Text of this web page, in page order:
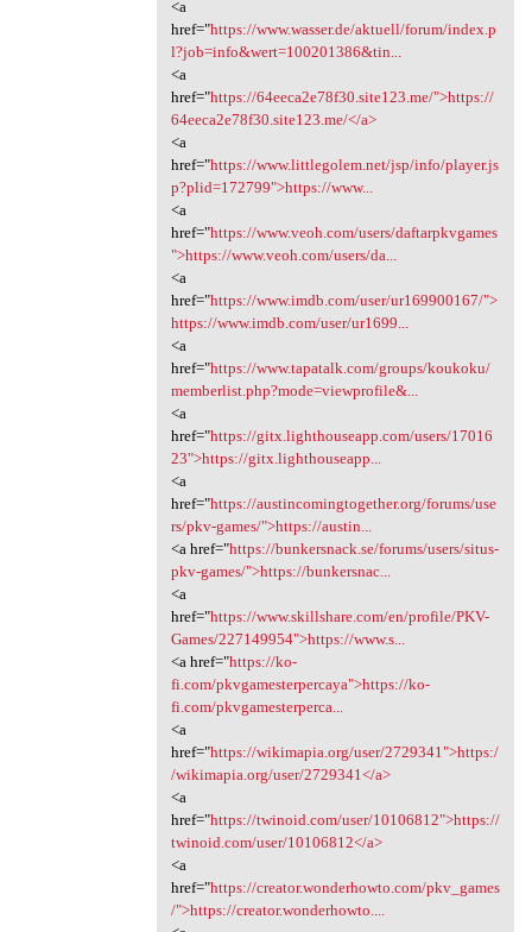
<a
href="https://www.wasser.de/aktuell/forum/index.p
l?job=info&wert=100201386&tin...
<a
href="https://64eeca2e78f30.site123.me/">https://
64eeca2e78f30.site123.me/</a>
<a
href="https://www.littlegolem.net/jsp/info/player.js
p?plid=172799">https://www...
<a
href="https://www.veoh.com/users/daftarpkvgames
">https://www.veoh.com/users/da...
<a
href="https://www.imdb.com/user/ur169900167/">
https://www.imdb.com/user/ur1699...
<a
href="https://www.tapatalk.com/groups/koukoku/
memberlist.php?mode=viewprofile&...
<a
href="https://gitx.lighthouseapp.com/users/17016
23">https://gitx.lighthouseapp...
<a
href="https://austincomingtogether.org/forums/use
rs/pkv-games/">https://austin...
<a href="https://bunkersnack.se/forums/users/situs-
pkv-games/">https://bunkersnac...
<a
href="https://www.skillshare.com/en/profile/PKV-
Games/227149954">https://www.s...
<a href="https://ko-
fi.com/pkvgamesterpercaya">https://ko-
fi.com/pkvgamesterperca...
<a
href="https://wikimapia.org/user/2729341">https:/
/wikimapia.org/user/2729341</a>
<a
href="https://twinoid.com/user/10106812">https://
twinoid.com/user/10106812</a>
<a
href="https://creator.wonderhowto.com/pkv_games
/">https://creator.wonderhowto....